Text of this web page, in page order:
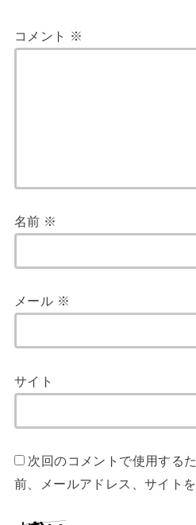
コメント ※
名前 ※
メール ※
サイト
次回のコメントで使用する
前、メールアドレス、サイトを